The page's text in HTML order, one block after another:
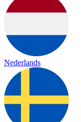
Nederlands